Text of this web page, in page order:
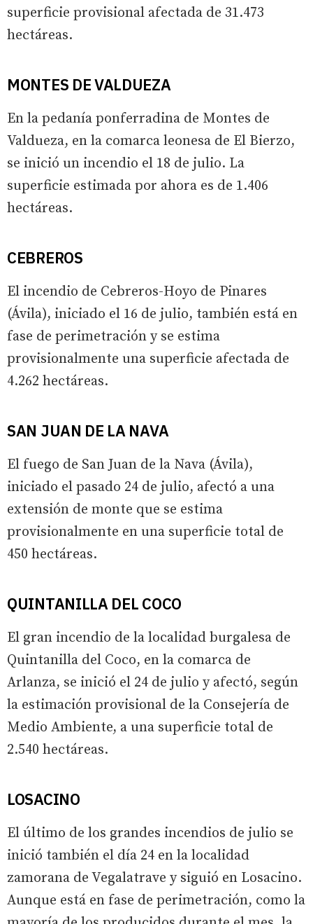
superficie provisional afectada de 31.473
hectáreas.
MONTES DE VALDUEZA
En la pedanía ponferradina de Montes de
Valdueza, en la comarca leonesa de El Bierzo,
se inició un incendio el 18 de julio. La
superficie estimada por ahora es de 1.406
hectáreas.
CEBREROS
El incendio de Cebreros-Hoyo de Pinares
(Ávila), iniciado el 16 de julio, también está en
fase de perimetración y se estima
provisionalmente una superficie afectada de
4.262 hectáreas.
SAN JUAN DE LA NAVA
El fuego de San Juan de la Nava (Ávila),
iniciado el pasado 24 de julio, afectó a una
extensión de monte que se estima
provisionalmente en una superficie total de
450 hectáreas.
QUINTANILLA DEL COCO
El gran incendio de la localidad burgalesa de
Quintanilla del Coco, en la comarca de
Arlanza, se inició el 24 de julio y afectó, según
la estimación provisional de la Consejería de
Medio Ambiente, a una superficie total de
2.540 hectáreas.
LOSACINO
El último de los grandes incendios de julio se
inició también el día 24 en la localidad
zamorana de Vegalatrave y siguió en Losacino.
Aunque está en fase de perimetración, como la